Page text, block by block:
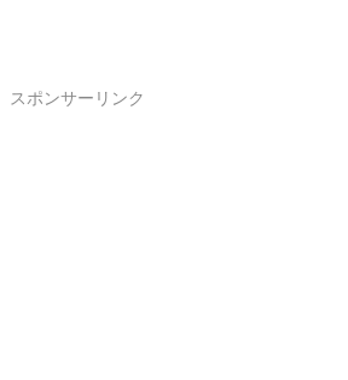
スポンサーリンク